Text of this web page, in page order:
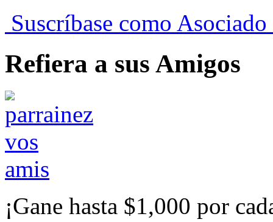
Suscríbase como
Refiera a sus Amigos
¡Gane hasta $1,000 por